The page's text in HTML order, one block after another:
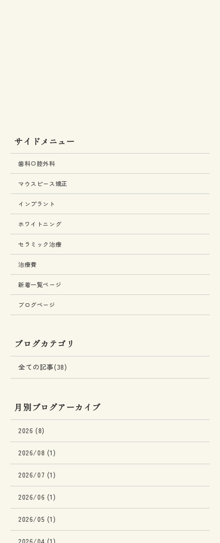
サイドメニュー
歯科口腔外科
マウスピース矯正
インプラント
ホワイトニング
セラミック治療
治療費
新着一覧ページ
ブログページ
ブログカテゴリ
全ての記事(38)
月別ブログアーカイブ
2026 (8)
2026/08 (1)
2026/07 (1)
2026/06 (1)
2026/05 (1)